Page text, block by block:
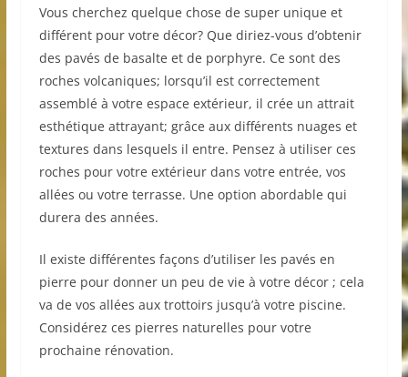
Vous cherchez quelque chose de super unique et
différent pour votre décor? Que diriez-vous d’obtenir
des pavés de basalte et de porphyre. Ce sont des
roches volcaniques; lorsqu’il est correctement
assemblé à votre espace extérieur, il crée un attrait
esthétique attrayant; grâce aux différents nuages ​​et
textures dans lesquels il entre. Pensez à utiliser ces
roches pour votre extérieur dans votre entrée, vos
allées ou votre terrasse. Une option abordable qui
durera des années.
Il existe différentes façons d’utiliser les pavés en
pierre pour donner un peu de vie à votre décor ; cela
va de vos allées aux trottoirs jusqu’à votre piscine.
Considérez ces pierres naturelles pour votre
prochaine rénovation.